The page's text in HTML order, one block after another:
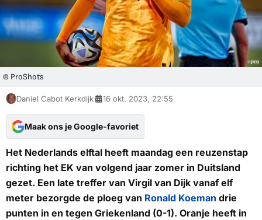
© ProShots
Daniel Cabot Kerkdijk 16 okt. 2023, 22:55
Maak ons je Google-favoriet
Het Nederlands elftal heeft maandag een reuzenstap
richting het EK van volgend jaar zomer in Duitsland
gezet. Een late treffer van Virgil van Dijk vanaf elf
meter bezorgde de ploeg van Ronald Koeman drie
punten in en tegen Griekenland (0-1). Oranje heeft in